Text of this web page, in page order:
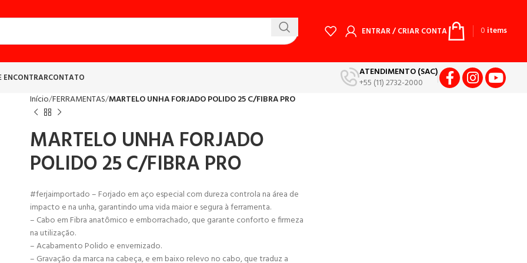
ENTRAR / CRIAR CONTA 0 items
ENCONTRARCONTATO
ATENDIMENTO (SAC)
+55 (11) 2732-2000
Início FERRAMENTAS MARTELO UNHA FORJADO POLIDO 25 C/FIBRA PRO
MARTELO UNHA FORJADO
POLIDO 25 C/FIBRA PRO
#ferjaimportado – Forjado em aço especial com dureza controla na área de
impacto e na unha, garantindo uma vida maior e segura à ferramenta.
– Cabo em Fibra anatômico e emborrachado, que garante conforto e firmeza
na utilização.
– Acabamento Polido e envernizado.
– Gravação da marca na cabeça, e em baixo relevo no cabo, que traduz a